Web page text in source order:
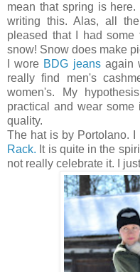
mean that spring is
writing this. Alas, all
pleased that I had
snow! Snow does make
I wore BDG jeansagain
really find men's
women's. My
practical and wear some
quality.
The hat is by Portolano. I
Rack. It is quite in the
not really celebrate it. I